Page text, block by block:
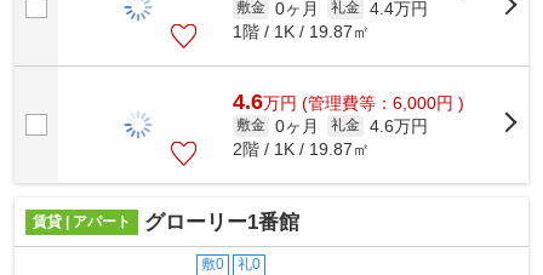
敷金 0ヶ月 礼金 4.4万円
1階 / 1K / 19.87㎡
4.6万円 (管理費等：6,000円 )
敷金 0ヶ月 礼金 4.6万円
2階 / 1K / 19.87㎡
賃貸 | アパート グローリー1番館
敷0 礼0